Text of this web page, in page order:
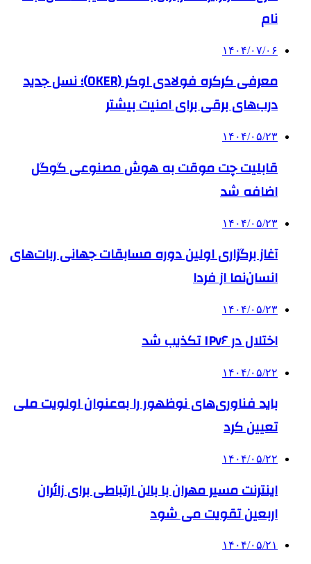
نام
۱۴۰۴/۰۷/۰۶
معرفی کرکره فولادی اوکر (OKER)؛ نسل جدید
درب‌های برقی برای امنیت بیشتر
۱۴۰۴/۰۵/۲۳
قابلیت چت موقت به هوش مصنوعی گوگل
اضافه شد
۱۴۰۴/۰۵/۲۳
آغاز برگزاری اولین دوره مسابقات جهانی ربات‌های
انسان‌نما از فردا
۱۴۰۴/۰۵/۲۳
اختلال در IPv۶ تکذیب شد
۱۴۰۴/۰۵/۲۲
باید فناوری‌های نوظهور را به‌عنوان اولویت ملی
تعیین کرد
۱۴۰۴/۰۵/۲۲
اینترنت مسیر مهران با بالن ارتباطی برای زائران
اربعین تقویت می شود
۱۴۰۴/۰۵/۲۱